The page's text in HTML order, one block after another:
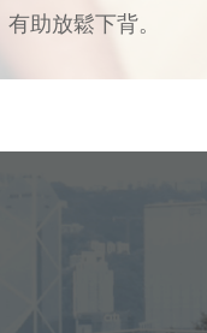
助放鬆下背。